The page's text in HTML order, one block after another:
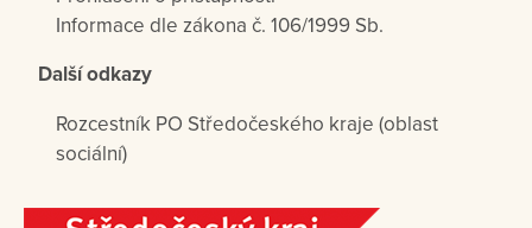
Informace dle zákona č. 106/1999 Sb.
Další odkazy
Rozcestník PO Středočeského kraje (oblast
sociální)